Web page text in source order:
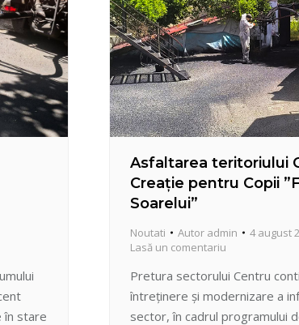
în stare
Asfaltarea teritoriului
Creație pentru Copii
Soarelui”
Noutati Autor admin
4 august
Lasă un comentariu
Pretura sectorului Centru
întreținere și modernizare a
sector, în cadrul programului